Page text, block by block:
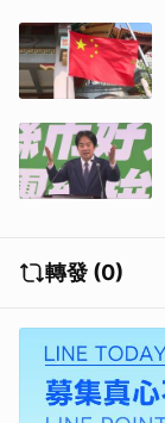
轉發 (0)